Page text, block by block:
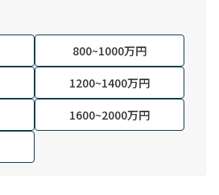
800~1000万円
1200~1400万円
1600~2000万円